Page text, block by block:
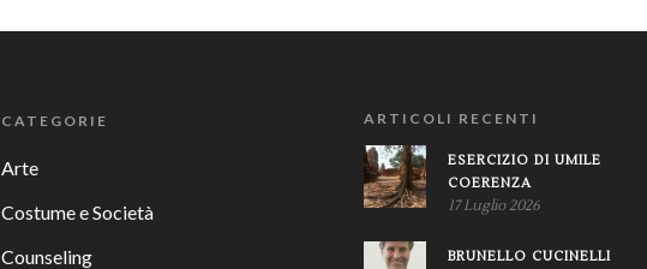
CATEGORIE
Arte
Costume e Società
Counseling
ARTICOLI RECENTI
ESERCIZIO DI UMILE
COERENZA
17 Luglio 2026
BRUNELLO CUCINELLI